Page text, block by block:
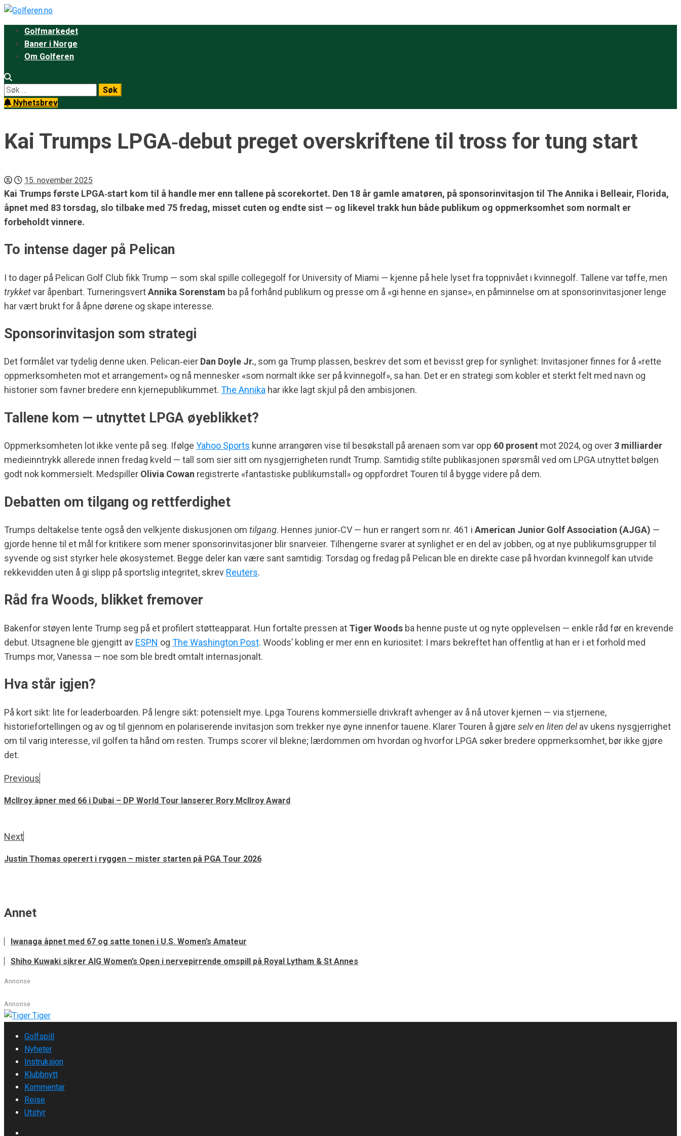
Golfmarkedet
Baner i Norge
Om Golferen
Nyhetsbrev
Kai Trumps LPGA‑debut preget overskriftene til tross for tung start
15. november 2025
Kai Trumps første LPGA‑start kom til å handle mer enn tallene på scorekortet. Den 18 år gamle amatøren, på sponsorinvitasjon til The Annika i Belleair, Florida,
åpnet med 83 torsdag, slo tilbake med 75 fredag, misset cuten og endte sist — og likevel trakk hun både publikum og oppmerksomhet som normalt er
forbeholdt vinnere.
To intense dager på Pelican
I to dager på Pelican Golf Club fikk Trump — som skal spille collegegolf for University of Miami — kjenne på hele lyset fra toppnivået i kvinnegolf. Tallene var tøffe, men
trykketvar åpenbart. TurneringsvertAnnika Sorenstam ba på forhånd publikum og presse om å «gi henne en sjanse», en påminnelse om at sponsorinvitasjoner lenge
har vært brukt for å åpne dørene og skape interesse.
Sponsorinvitasjon som strategi
Det formålet var tydelig denne uken. Pelican‑eier Dan Doyle Jr., som ga Trump plassen, beskrev det som et bevisst grep for synlighet: Invitasjoner finnes for å «rette
oppmerksomheten mot et arrangement» og nå mennesker «som normalt ikke ser på kvinnegolf», sa han. Det er en strategi som kobler et sterkt felt med navn og
historier som favner bredere enn kjernepublikummet. The Annika har ikke lagt skjul på den ambisjonen.
Tallene kom — utnyttet LPGA øyeblikket?
Oppmerksomheten lot ikke vente på seg. Ifølge Yahoo Sports kunne arrangøren vise til besøkstall på arenaen som var opp 60 prosent mot 2024, og over 3 milliarder
medieinntrykk allerede innen fredag kveld — tall som sier sitt om nysgjerrigheten rundt Trump. Samtidig stilte publikasjonen spørsmål ved om LPGA utnyttet bølgen
godt nok kommersielt. Medspiller Olivia Cowan registrerte «fantastiske publikumstall» og oppfordret Touren til å bygge videre på dem.
Debatten om tilgang og rettferdighet
Trumps deltakelse tente også den velkjente diskusjonen om tilgang. Hennes junior‑CV — hun er rangert som nr. 461 i American Junior Golf Association (AJGA) —
gjorde henne til et mål for kritikere som mener sponsorinvitasjoner blir snarveier. Tilhengerne svarer at synlighet er en del av jobben, og at nye publikumsgrupper til
syvende og sist styrker hele økosystemet. Begge deler kan være sant samtidig: Torsdag og fredag på Pelican ble en direkte case på hvordan kvinnegolf kan utvide
rekkevidden uten å gi slipp på sportslig integritet, skrev Reuters.
Råd fra Woods, blikket fremover
Bakenfor støyen lente Trump seg på et profilert støtteapparat. Hun fortalte pressen at Tiger Woods ba henne puste ut og nyte opplevelsen — enkle råd før en krevende
debut. Utsagnene ble gjengitt av ESPN og The Washington Post. Woods’ kobling er mer enn en kuriositet: I mars bekreftet han offentlig at han er i et forhold med
Trumps mor, Vanessa — noe som ble bredt omtalt internasjonalt.
Hva står igjen?
På kort sikt: lite for leaderboarden. På lengre sikt: potensielt mye. Lpga Tourens kommersielle drivkraft avhenger av å nå utover kjernen — via stjernene,
historiefortellingen og av og til gjennom en polariserende invitasjon som trekker nye øyne innenfor tauene. Klarer Touren å gjøre selv en liten delav ukens nysgjerrighet
om til varig interesse, vil golfen ta hånd om resten. Trumps scorer vil blekne; lærdommen om hvordan og hvorfor LPGA søker bredere oppmerksomhet, bør ikke gjøre
det.
Previous
McIlroy åpner med 66 i Dubai – DP World Tour lanserer Rory McIlroy Award
Next
Justin Thomas operert i ryggen – mister starten på PGA Tour 2026
Annet
Iwanaga åpnet med 67 og satte tonen i U.S. Women’s Amateur
Shiho Kuwaki sikrer AIG Women’s Open i nervepirrende omspill på Royal Lytham & St Annes
Annonse
Annonse
Golfspill
Nyheter
Instruksjon
Klubbnytt
Kommentar
Reise
Utstyr